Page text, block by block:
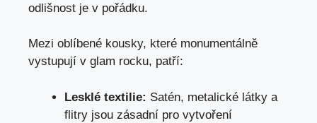
odlišnost je v pořádku.
Mezi oblíbené kousky, které monumentálně
vystupují v glam rocku, patří:
Lesklé textilie: Satén, metalické látky a
flitry jsou zásadní pro vytvoření